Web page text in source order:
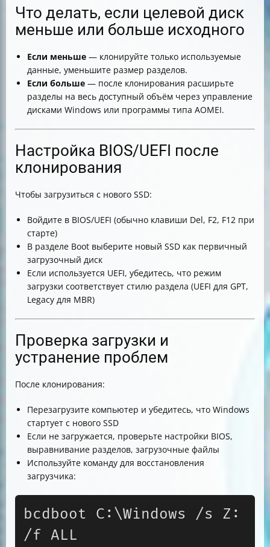
Что делать, если целевой диск
меньше или больше исходного
Если меньше — клонируйте только используемые
данные, уменьшите размер разделов.
Если больше — после клонирования расширьте
разделы на весь доступный объём через управление
дисками Windows или программы типа AOMEI.
Настройка BIOS/UEFI после
клонирования
Чтобы загрузиться с нового SSD:
Войдите в BIOS/UEFI (обычно клавиши Del, F2, F12 при
старте)
В разделе Boot выберите новый SSD как первичный
загрузочный диск
Если используется UEFI, убедитесь, что режим
загрузки соответствует стилю раздела (UEFI для GPT,
Legacy для MBR)
Проверка загрузки и
устранение проблем
После клонирования:
Перезагрузите компьютер и убедитесь, что Windows
стартует с нового SSD
Если не загружается, проверьте настройки BIOS,
выравнивание разделов, загрузочные файлы
Используйте команду для восстановления
загрузчика:
bcdboot C:\Windows /s Z:
/f ALL